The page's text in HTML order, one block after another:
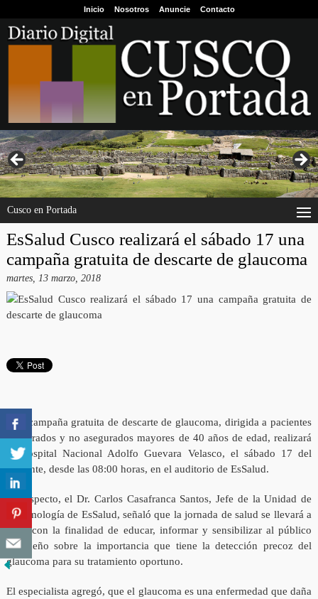
Inicio Nosotros Anuncie Contacto
Cusco en Portada
EsSalud Cusco realizará el sábado 17 una
campaña gratuita de descarte de glaucoma
martes, 13 marzo, 2018
Una campaña gratuita de descarte de glaucoma, dirigida a pacientes
asegurados y no asegurados mayores de 40 años de edad, realizará
el Hospital Nacional Adolfo Guevara Velasco, el sábado 17 del
presente, desde las 08:00 horas, en el auditorio de EsSalud.
Al respecto, el Dr. Carlos Casafranca Santos, Jefe de la Unidad de
Oftalmología de EsSalud, señaló que la jornada de salud se llevará a
cabo con la finalidad de educar, informar y sensibilizar al público
cusqueño sobre la importancia que tiene la detección precoz del
glaucoma para su tratamiento oportuno.
El especialista agregó, que el glaucoma es una enfermedad que daña